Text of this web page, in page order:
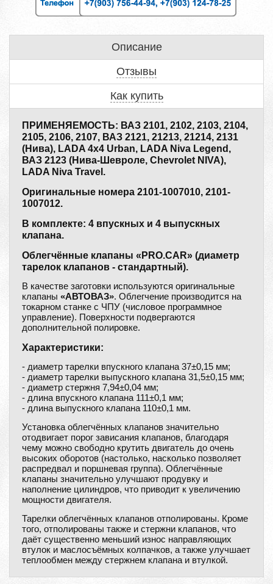
Описание
Отзывы
Как купить
ПРИМЕНЯЕМОСТЬ: ВАЗ 2101, 2102, 2103, 2104,
2105, 2106, 2107, ВАЗ 2121, 21213, 21214, 2131
(Нива), LADA 4x4 Urban, LADA Niva Legend,
ВАЗ 2123 (Нива-Шевроле, Chevrolet NIVA),
LADA Niva Travel.
Оригинальные номера 2101-1007010, 2101-
1007012.
В комплекте: 4 впускных и 4 выпускных
клапана.
Облегчённые клапаны «PRO.CAR» (диаметр
тарелок клапанов - стандартный).
В качестве заготовки используются оригинальные
клапаны «АВТОВАЗ». Облегчение производится на
токарном станке с ЧПУ (числовое программное
управление). Поверхности подвергаются
дополнительной полировке.
Характеристики:
- диаметр тарелки впускного клапана 37±0,15 мм;
- диаметр тарелки выпускного клапана 31,5±0,15 мм;
- диаметр стержня 7,94±0,04 мм;
- длина впускного клапана 111±0,1 мм;
- длина выпускного клапана 110±0,1 мм.
Установка облегчённых клапанов значительно
отодвигает порог зависания клапанов, благодаря
чему можно свободно крутить двигатель до очень
высоких оборотов (настолько, насколько позволяет
распредвал и поршневая группа). Облегчённые
клапаны значительно улучшают продувку и
наполнение цилиндров, что приводит к увеличению
мощности двигателя.
Тарелки облегчённых клапанов отполированы. Кроме
того, отполированы также и стержни клапанов, что
даёт существенно меньший износ направляющих
втулок и маслосъёмных колпачков, а также улучшает
теплообмен между стержнем клапана и втулкой.